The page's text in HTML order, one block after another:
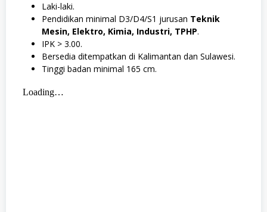
Laki-laki.
Pendidikan minimal D3/D4/S1 jurusan Teknik
Mesin, Elektro, Kimia, Industri, TPHP.
IPK > 3.00.
Bersedia ditempatkan di Kalimantan dan Sulawesi.
Tinggi badan minimal 165 cm.